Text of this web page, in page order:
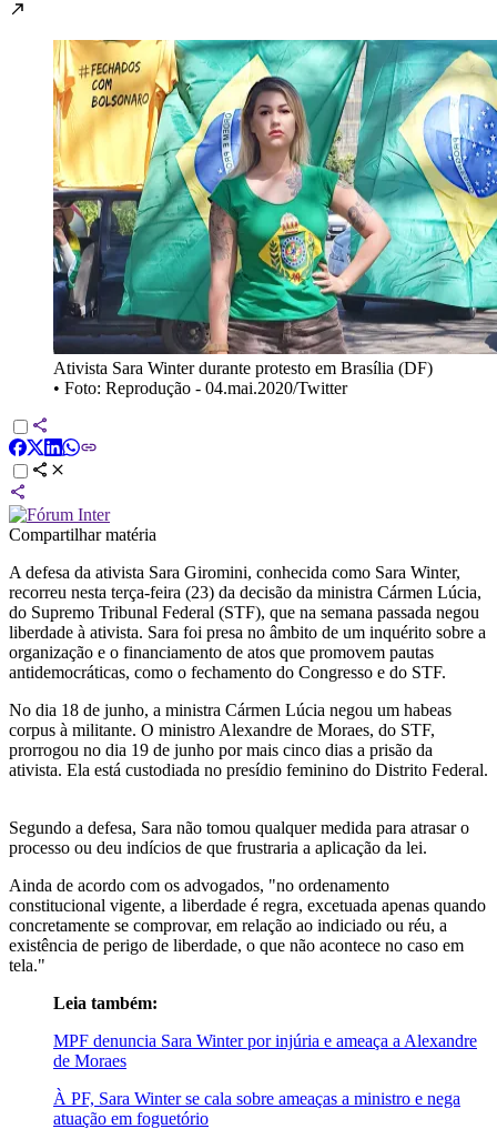
Ativista Sara Winter durante protesto em Brasília (DF)
• Foto: Reprodução - 04.mai.2020/Twitter
Compartilhar matéria
A defesa da ativista Sara Giromini, conhecida como Sara Winter,
recorreu nesta terça-feira (23) da decisão da ministra Cármen Lúcia,
do Supremo Tribunal Federal (STF), que na semana passada negou
liberdade à ativista. Sara foi presa no âmbito de um inquérito sobre a
organização e o financiamento de atos que promovem pautas
antidemocráticas, como o fechamento do Congresso e do STF.
No dia 18 de junho, a ministra Cármen Lúcia negou um habeas
corpus à militante. O ministro Alexandre de Moraes, do STF,
prorrogou no dia 19 de junho por mais cinco dias a prisão da
ativista. Ela está custodiada no presídio feminino do Distrito Federal.
Segundo a defesa, Sara não tomou qualquer medida para atrasar o
processo ou deu indícios de que frustraria a aplicação da lei.
Ainda de acordo com os advogados, "no ordenamento
constitucional vigente, a liberdade é regra, excetuada apenas quando
concretamente se comprovar, em relação ao indiciado ou réu, a
existência de perigo de liberdade, o que não acontece no caso em
tela."
Leia também:
MPF denuncia Sara Winter por injúria e ameaça a Alexandre
de Moraes
À PF, Sara Winter se cala sobre ameaças a ministro e nega
atuação em foguetório